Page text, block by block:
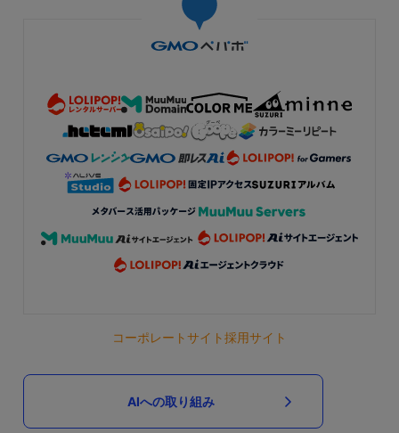
コーポレートサイト採用サイト
AIへの取り組み